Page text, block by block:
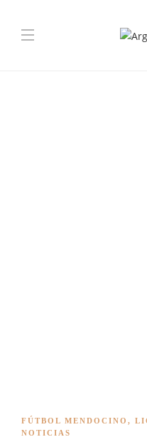
FÚTBOL MENDOCINO ,
NOTICIAS